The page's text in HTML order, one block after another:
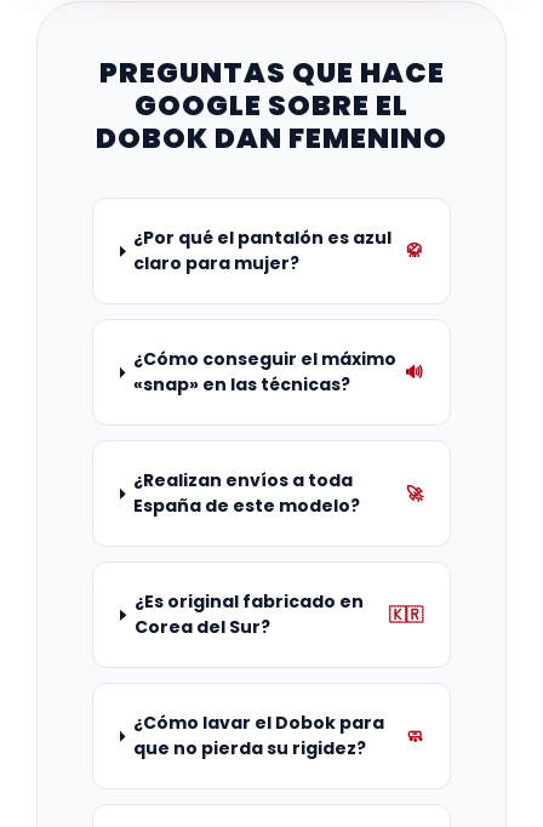
PREGUNTAS QUE HACE
GOOGLE SOBRE EL
DOBOK DAN FEMENINO
¿Por qué el pantalón es azul
claro para mujer?
🥋
¿Cómo conseguir el máximo
«snap» en las técnicas?
🔊
¿Realizan envíos a toda
España de este modelo?
🚀
¿Es original fabricado en
Corea del Sur?
🇰🇷
¿Cómo lavar el Dobok para
que no pierda su rigidez?
🧼